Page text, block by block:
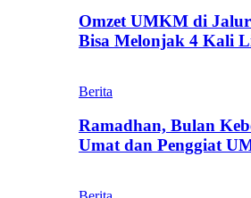
Omzet UMKM di
Bisa Melonjak 4 Kali
Berita
Ramadhan, Bulan
Umat dan Penggiat